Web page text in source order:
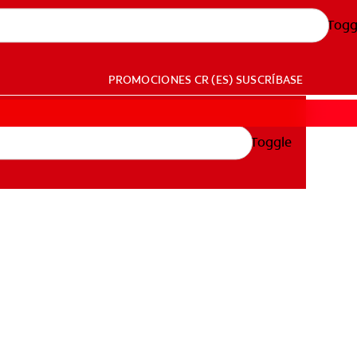
PROMOCIONES CR (ES) SUSCRÍBASE
Toggle